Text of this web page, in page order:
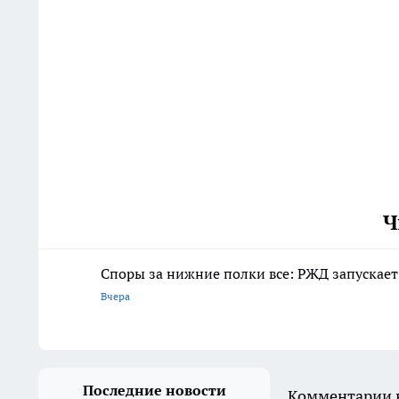
Споры за нижние полки все: РЖД
Вчера
Последние новости